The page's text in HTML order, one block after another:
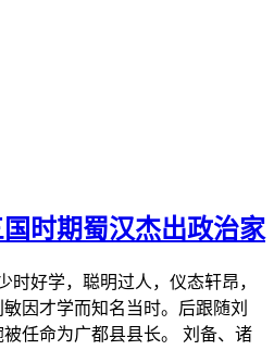
时期蜀汉杰出政治家
时好学，聪明过人，仪态轩昂，
因才学而知名当时。后跟随刘
任命为广都县县长。 刘备、诸